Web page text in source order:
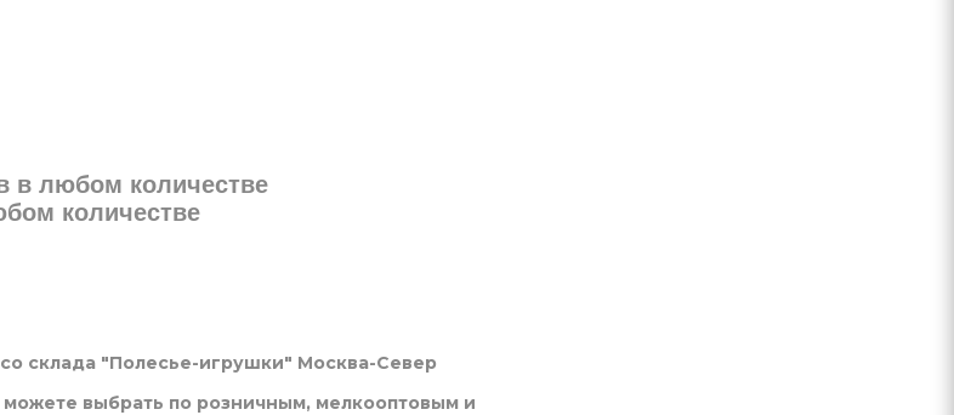
в любом количестве
количестве
склада "Полесье-игрушки" Москва-Север
выбрать по розничным, мелкооптовым и